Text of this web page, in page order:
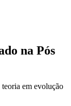
na Pós
em evolução